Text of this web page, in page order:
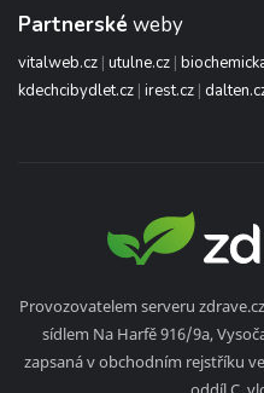
Partnerské weby
vitalweb.cz | utulne.cz |
kdechcibydlet.cz | irest.cz |
Provozovatelem serveru
sídlem Na Harfě 916/9a,
zapsaná v obchodním rejstříku